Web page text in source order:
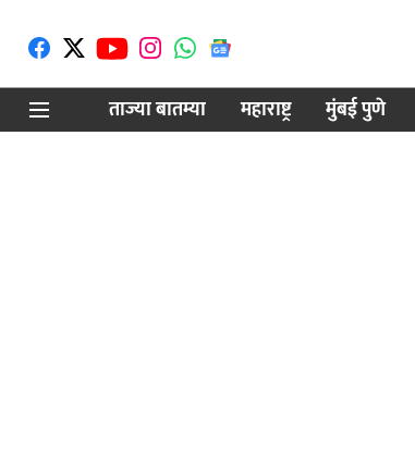
ताज्या बातम्या
महाराष्ट्र मुंबई पुणे